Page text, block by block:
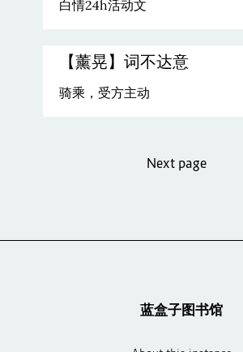
白情24h活动文
【薰晃】词不达意
骑乘，受方主动
Next page
蓝盒子图书馆